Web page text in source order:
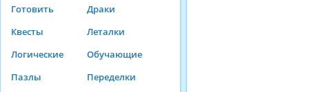
Готовить
Драки
Квесты
Леталки
Логические
Обучающие
Пазлы
Переделки